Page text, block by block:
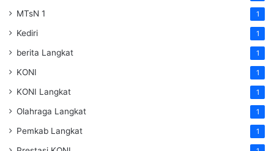
MTsN 1 1
Kediri 1
berita Langkat 1
KONI 1
KONI Langkat 1
Olahraga Langkat 1
Pemkab Langkat 1